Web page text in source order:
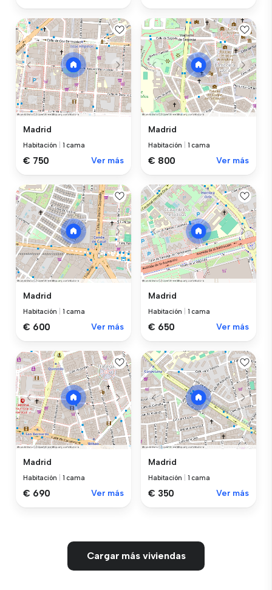
Madrid
Habitación 1 cama
€ 750 Ver más
Madrid
Habitación 1 cama
€ 800 Ver más
Madrid
Habitación 1 cama
€ 600 Ver más
Madrid
Habitación 1 cama
€ 650 Ver más
Madrid
Habitación 1 cama
€ 690 Ver más
Madrid
Habitación 1 cama
€ 350 Ver más
Cargar más viviendas